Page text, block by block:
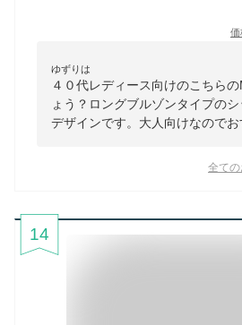
価
ゆずりは
４０代レディース向けのこちら
ょう？ロングブルゾンタイプの
デザインです。大人向けなのでお
全ての
14